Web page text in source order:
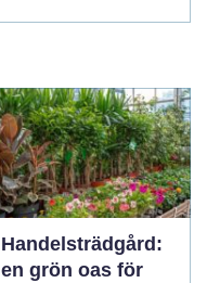
Handelsträdgård:
en grön oas för